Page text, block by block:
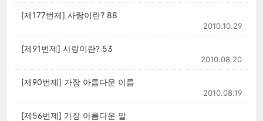
[제177번제] 사랑이란? 88
2010.10.29
[제91번제] 사랑이란? 53
2010.08.20
[제90번제] 가장 아름다운 이름
2010.08.19
[제56번제] 가장 아름다운 말